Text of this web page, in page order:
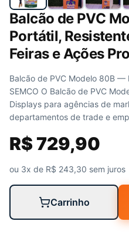
Balcão de PVC
Portátil,
Feiras e Ações
Balcão de PVC Modelo 80B —
SEMCO O Balcão de PVC
Displays para agências de
departamentos de trade e
R$ 729,90
ou 3x de R$ 243,30 sem juros
Carrinho